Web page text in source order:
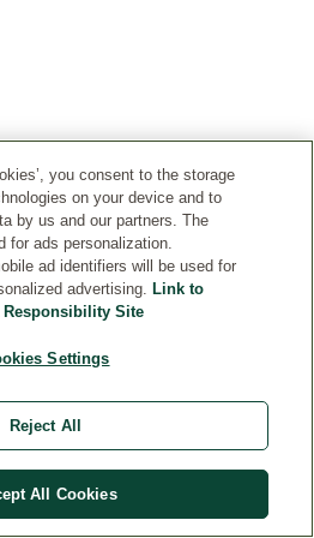
you consent to the storage
on your device and to
by us and our partners. The
for ads personalization.
ad identifiers will be used for
advertising. Link to
Responsibility Site
Settings
Reject All
All Cookies